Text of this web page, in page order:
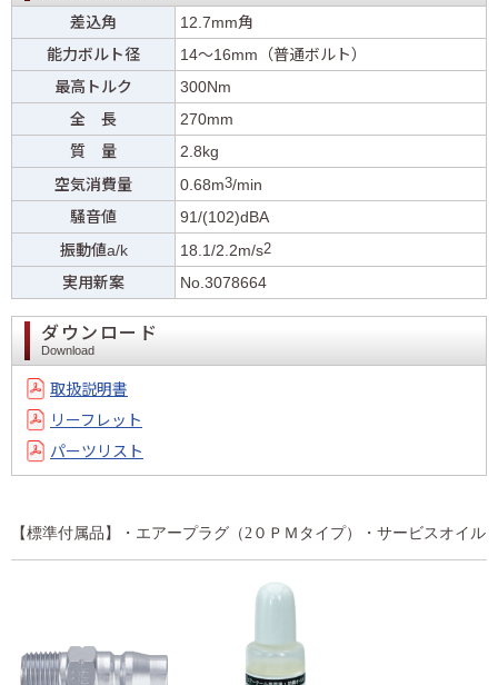
差込角
12.7mm角
能力ボルト径
14〜16mm（普通ボルト）
最高トルク
300Nm
全 長
270mm
質 量
2.8kg
空気消費量
0.68m3/min
騒音値
91/(102)dBA
振動値a/k
18.1/2.2m/s2
実用新案 No.3078664
ダウンロード
Download
取扱説明書
リーフレット
パーツリスト
【標準付属品】・エアープラグ（2０ＰＭタイプ）・サービスオイル